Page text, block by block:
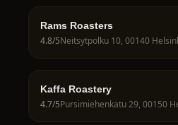
Rams Roasters
4.8/5Neitsytpolku 10, 00140
Kaffa Roastery
4.7/5Pursimiehenkatu 29, 00150